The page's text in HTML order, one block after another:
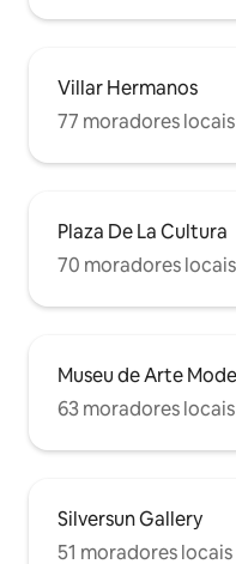
Villar Hermanos
77 moradores
Plaza De La Cultura
70 moradores
Museu de Arte
63 moradores
Silversun Gallery
51 moradores